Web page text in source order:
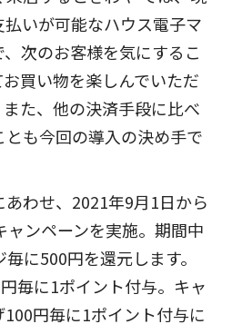
いが可能なハウス電子マ
次のお客様を気にするこ
買い物を楽しんでいただ
た、他の決済手段に比べ
も今回の導入の決め手で
わせ、2021年9月1日から
ンペーンを実施。期間中
に500円を還元します。
毎に1ポイント付与。キャ
円毎に1ポイント付与に